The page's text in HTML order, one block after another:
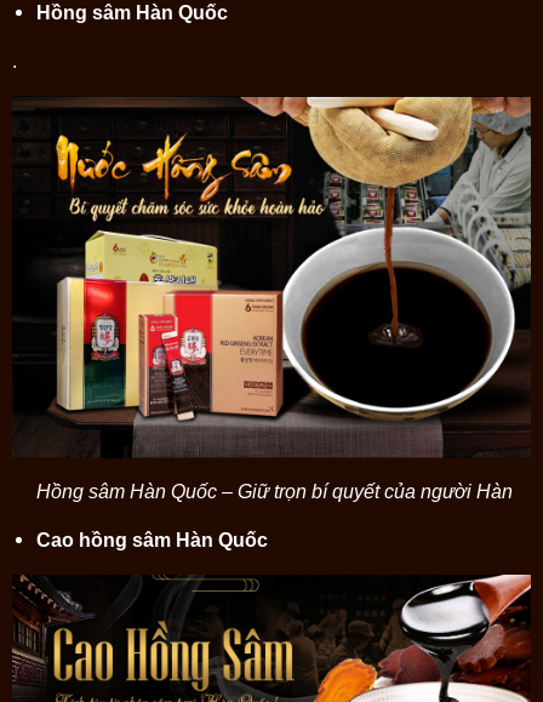
Hồng sâm Hàn Quốc
.
Hồng sâm Hàn Quốc – Giữ trọn bí quyết của người Hàn
Cao hồng sâm Hàn Quốc